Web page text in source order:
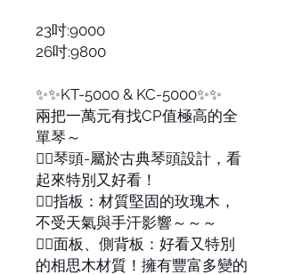
23吋:9000
26吋:9800
✨✨KT-5000 & KC-5000✨✨
兩把一萬元有找CP值極高的全
單琴～
👉🏻琴頭-屬於古典琴頭設計，看
起來特別又好看！
👉🏻指板：材質堅固的玫瑰木，
不受天氣與手汗影響～～～
👉🏻面板、側背板：好看又特別
的相思木材質！擁有豐富多變的